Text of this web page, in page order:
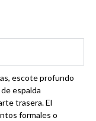
escote profundo
espalda
trasera. El
formales o